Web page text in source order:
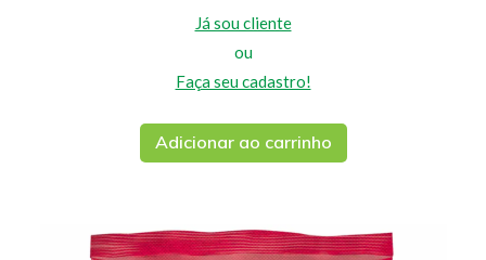
Já sou cliente
ou
Faça seu cadastro!
Adicionar ao carrinho